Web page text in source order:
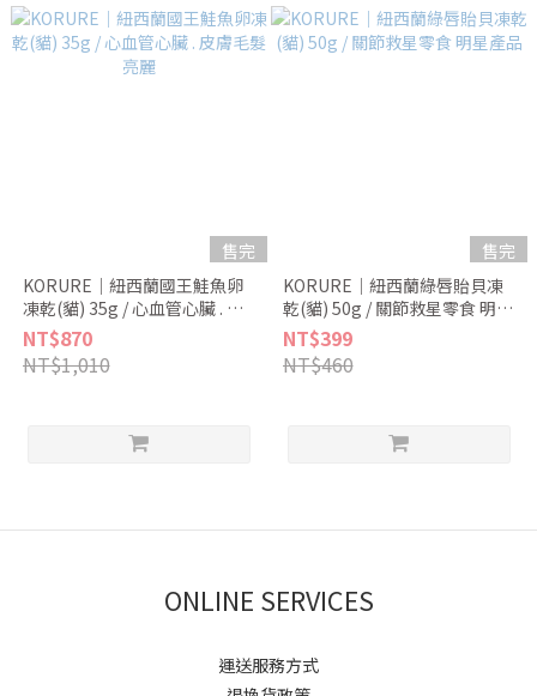
售完
KORURE｜紐西蘭國王鮭魚卵
凍乾(貓) 35g / 心血管心臟 . 皮
膚毛髮亮麗
NT$870
NT$1,010
售完
KORURE｜紐西蘭綠唇貽貝凍
乾(貓) 50g / 關節救星零食 明星
產品
NT$399
NT$460
ONLINE SERVICES
運送服務方式